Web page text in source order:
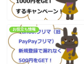
お役立ち情報